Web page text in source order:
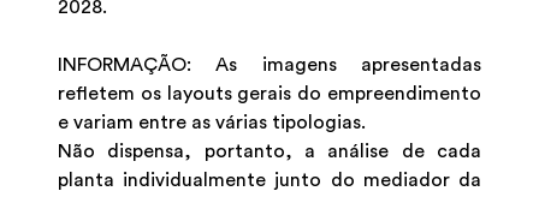
2028.
INFORMAÇÃO: As imagens apresentadas
refletem os layouts gerais do empreendimento
e variam entre as várias tipologias.
Não dispensa, portanto, a análise de cada
planta individualmente junto do mediador da